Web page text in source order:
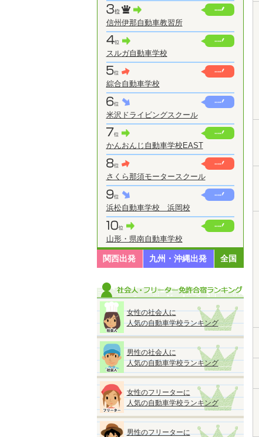
信州伊那自動車教習所
スルガ自動車学校
綜合自動車学校
米沢ドライビングスクール
かんおんじ自動車学校EAST
さくら那須モータースクール
浜松自動車学校 浜岡校
山形・県南自動車学校
関西出発 九州・沖縄出発 全国
女性の社会人に
人気の自動車学校ランキング
男性の社会人に
人気の自動車学校ランキング
女性のフリーターに
人気の自動車学校ランキング
男性のフリーターに